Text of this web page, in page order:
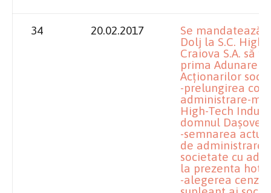
34 20.02.2017
Se mandatează
Dolj la S.C.
Craiova S.A. să
prima Adunare
Acţionarilor
-prelungirea
administrare-
High-Tech
domnul
-semnarea
de
societate cu
la prezenta
-alegerea